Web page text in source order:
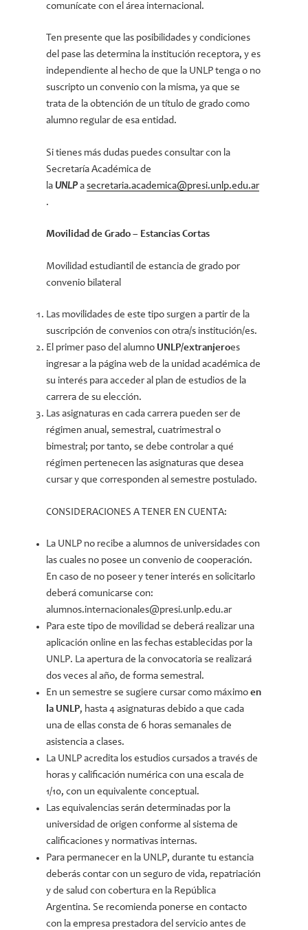
comunícate con el área internacional.
Ten presente que las posibilidades y condiciones
del pase las determina la institución receptora, y es
independiente al hecho de que la UNLP tenga o no
suscripto un convenio con la misma, ya que se
trata de la obtención de un título de grado como
alumno regular de esa entidad.
Si tienes más dudas puedes consultar con la
Secretaría Académica de
la UNLP asecretaria.academica@presi.unlp.edu.ar
.
Movilidad de Grado – Estancias Cortas
Movilidad estudiantil de estancia de grado por
convenio bilateral
Las movilidades de este tipo surgen a partir de la
suscripción de convenios con otra/s institución/es.
El primer paso del alumno UNLP/extranjeroes
ingresar a la página web de la unidad académica de
su interés para acceder al plan de estudios de la
carrera de su elección.
Las asignaturas en cada carrera pueden ser de
régimen anual, semestral, cuatrimestral o
bimestral; por tanto, se debe controlar a qué
régimen pertenecen las asignaturas que desea
cursar y que corresponden al semestre postulado.
CONSIDERACIONES A TENER EN CUENTA:
La UNLP no recibe a alumnos de universidades con
las cuales no posee un convenio de cooperación.
En caso de no poseer y tener interés en solicitarlo
deberá comunicarse con:
alumnos.internacionales@presi.unlp.edu.ar
Para este tipo de movilidad se deberá realizar una
aplicación online en las fechas establecidas por la
UNLP. La apertura de la convocatoria se realizará
dos veces al año, de forma semestral.
En un semestre se sugiere cursar como máximoen
la UNLP, hasta 4 asignaturas debido a que cada
una de ellas consta de 6 horas semanales de
asistencia a clases.
La UNLP acredita los estudios cursados a través de
horas y calificación numérica con una escala de
1/10, con un equivalente conceptual.
Las equivalencias serán determinadas por la
universidad de origen conforme al sistema de
calificaciones y normativas internas.
Para permanecer en la UNLP, durante tu estancia
deberás contar con un seguro de vida, repatriación
y de salud con cobertura en la República
Argentina. Se recomienda ponerse en contacto
con la empresa prestadora del servicio antes de